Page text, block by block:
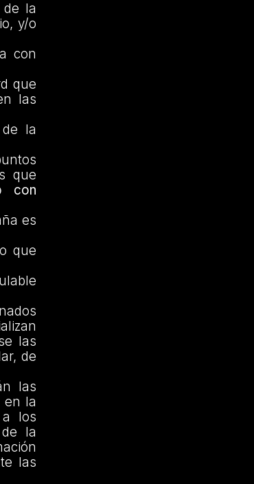
de la
y/o
con
que
las
la
que
con
es
que
las
de
las
en la
a los
la
las